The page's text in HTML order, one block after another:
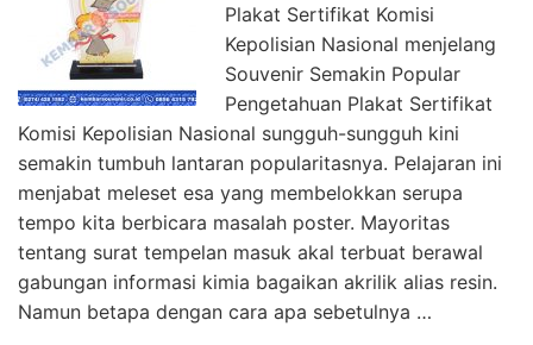
Plakat Sertifikat Komisi
Kepolisian Nasional menjelang
Souvenir Semakin Popular
Pengetahuan Plakat Sertifikat
Komisi Kepolisian Nasional sungguh-sungguh kini
semakin tumbuh lantaran popularitasnya. Pelajaran ini
menjabat meleset esa yang membelokkan serupa
tempo kita berbicara masalah poster. Mayoritas
tentang surat tempelan masuk akal terbuat berawal
gabungan informasi kimia bagaikan akrilik alias resin.
Namun betapa dengan cara apa sebetulnya …